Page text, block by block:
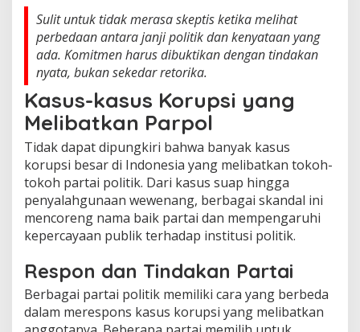
Sulit untuk tidak merasa skeptis ketika melihat
perbedaan antara janji politik dan kenyataan yang
ada. Komitmen harus dibuktikan dengan tindakan
nyata, bukan sekedar retorika.
Kasus-kasus Korupsi yang
Melibatkan Parpol
Tidak dapat dipungkiri bahwa banyak kasus
korupsi besar di Indonesia yang melibatkan tokoh-
tokoh partai politik. Dari kasus suap hingga
penyalahgunaan wewenang, berbagai skandal ini
mencoreng nama baik partai dan mempengaruhi
kepercayaan publik terhadap institusi politik.
Respon dan Tindakan Partai
Berbagai partai politik memiliki cara yang berbeda
dalam merespons kasus korupsi yang melibatkan